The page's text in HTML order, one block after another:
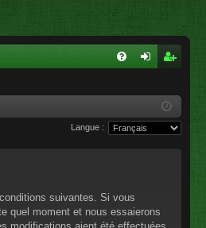
xi
cri
pti
Langue :
suivantes. Si vous
quel moment et nous essaierons